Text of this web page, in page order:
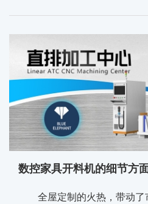
数控家具开料机的细节方
全屋定制的火热，带动